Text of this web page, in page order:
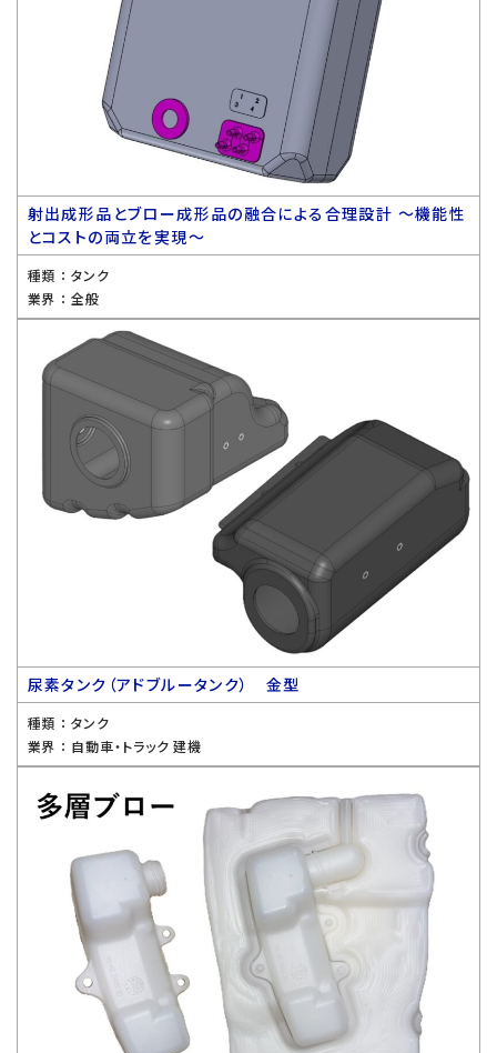
射出成形品とブロー成形品の融合による合理設計 〜機能性
とコストの両立を実現〜
種類 ： タンク
業界 ： 全般
尿素タンク（アドブルータンク） 金型
種類 ： タンク
業界 ： 自動車・トラック 建機